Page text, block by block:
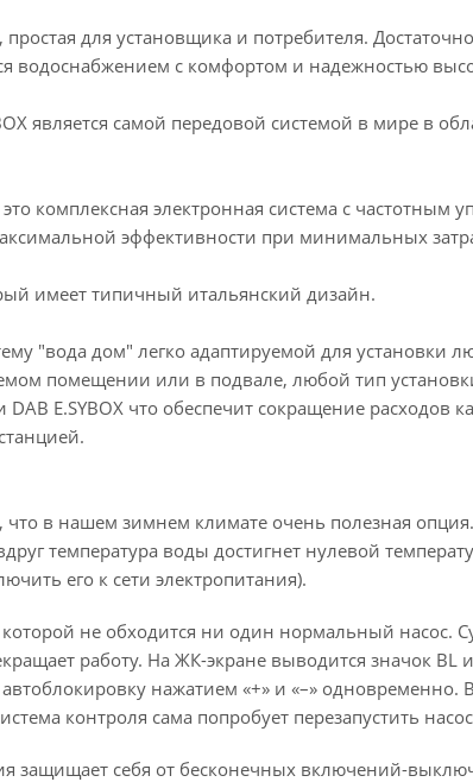
для установщика и потребителя. Достаточно
водоснабжением с комфортом и надежностью
является самой передовой системой в мире в
это комплексная электронная система с частотным
эффективности при минимальных
имеет типичный итальянский дизайн.
"вода дом" легко адаптируемой для установки
помещении или в подвале, любой тип
E.SYBOX что обеспечит сокращение расходов
в нашем зимнем климате очень полезная
температура воды достигнет нулевой
его к сети электропитания).
не обходится ни один нормальный насос.
работу. На ЖК-экране выводится значок BL
нажатием «+» и «–» одновременно.
контроля сама попробует перезапустить
защищает себя от бесконечных включений-